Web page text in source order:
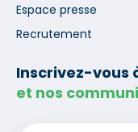
Espace presse
Recrutement
Inscrivez-vous
et nos